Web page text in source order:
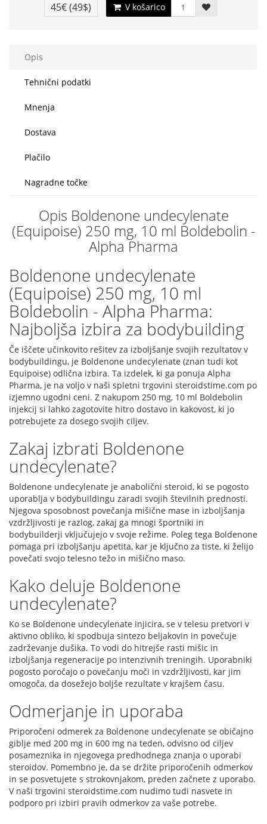
45€(49$) V košarico
Opis
Tehnični podatki
Mnenja
Dostava
Plačilo
Nagradne točke
Opis Boldenone undecylenate
(Equipoise) 250 mg, 10 ml Boldebolin -
Alpha Pharma
Boldenone undecylenate
(Equipoise) 250 mg, 10 ml
Boldebolin - Alpha Pharma:
Najboljša izbira za bodybuilding
Če iščete učinkovito rešitev za izboljšanje svojih rezultatov v
bodybuildingu, je Boldenone undecylenate (znan tudi kot
Equipoise) odlična izbira. Ta izdelek, ki ga ponuja Alpha
Pharma, je na voljo v naši spletni trgovini steroidstime.com po
izjemno ugodni ceni. Z nakupom 250 mg, 10 ml Boldebolin
injekcij si lahko zagotovite hitro dostavo in kakovost, ki jo
potrebujete za dosego svojih ciljev.
Zakaj izbrati Boldenone
undecylenate?
Boldenone undecylenate je anabolični steroid, ki se pogosto
uporablja v bodybuildingu zaradi svojih številnih prednosti.
Njegova sposobnost povečanja mišične mase in izboljšanja
vzdržljivosti je razlog, zakaj ga mnogi športniki in
bodybuilderji vključujejo v svoje režime. Poleg tega Boldenone
pomaga pri izboljšanju apetita, kar je ključno za tiste, ki želijo
povečati svojo telesno težo in mišično maso.
Kako deluje Boldenone
undecylenate?
Ko se Boldenone undecylenate injicira, se v telesu pretvori v
aktivno obliko, ki spodbuja sintezo beljakovin in povečuje
zadrževanje dušika. To vodi do hitrejše rasti mišic in
izboljšanja regeneracije po intenzivnih treningih. Uporabniki
pogosto poročajo o povečanju moči in vzdržljivosti, kar jim
omogoča, da dosežejo boljše rezultate v krajšem času.
Odmerjanje in uporaba
Priporočeni odmerek za Boldenone undecylenate se običajno
giblje med 200 mg in 600 mg na teden, odvisno od ciljev
posameznika in njegovega predhodnega znanja o uporabi
steroidov. Pomembno je, da se držite priporočenih odmerkov
in se posvetujete s strokovnjakom, preden začnete z uporabo.
V naši trgovini steroidstime.com nudimo tudi nasvete in
podporo pri izbiri pravih odmerkov za vaše potrebe.